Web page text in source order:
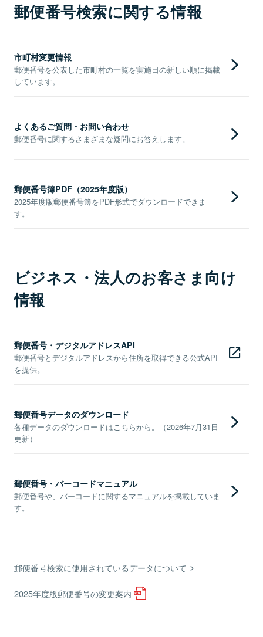
郵便番号検索に関する情報
市町村変更情報
郵便番号を公表した市町村の一覧を実施日の新しい順に掲載
しています。
よくあるご質問・お問い合わせ
郵便番号に関するさまざまな疑問にお答えします。
郵便番号簿PDF（2025年度版）
2025年度版郵便番号簿をPDF形式でダウンロードできま
す。
ビジネス・法人のお客さま向け
情報
郵便番号・デジタルアドレスAPI
郵便番号とデジタルアドレスから住所を取得できる公式API
を提供。
郵便番号データのダウンロード
各種データのダウンロードはこちらから。（2026年7月31日
更新）
郵便番号・バーコードマニュアル
郵便番号や、バーコードに関するマニュアルを掲載していま
す。
郵便番号検索に使用されているデータについて
2025年度版郵便番号の変更案内